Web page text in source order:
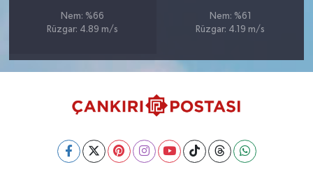
Nem: %66
Rüzgar: 4.89 m/s
Nem: %61
Rüzgar: 4.19 m/s